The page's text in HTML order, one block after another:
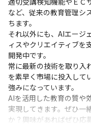
など、従来の教育管理シ
ちます。
それ以外にも、AIエージ
ィスやクリエイティブ
開発中です。
常に最新の技術を取り入
を素早く市場に投入して
強みになっています。
AIを活用した教育の質や
実現してきます。ぜひ一
か？興味があればぜひ応